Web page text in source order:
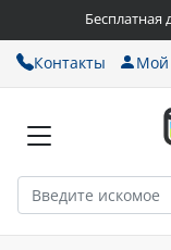
Бесплатная
Контакты Мой